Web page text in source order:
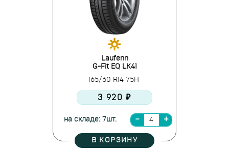
Laufenn
G-Fit EQ LK41
165/60 R14 75H
3 920 ₽
на складе: 7шт.
В КОРЗИНУ